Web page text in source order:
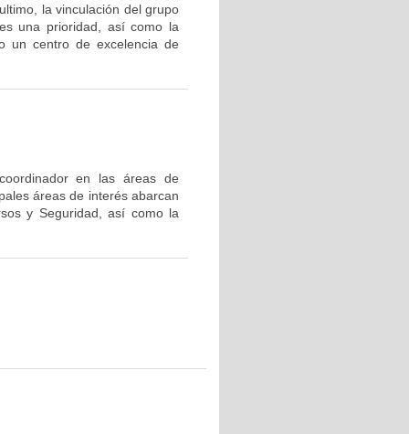
la vinculación del grupo
una prioridad, así como la
un centro de excelencia de
en las áreas de
áreas de interés abarcan
y Seguridad, así como la